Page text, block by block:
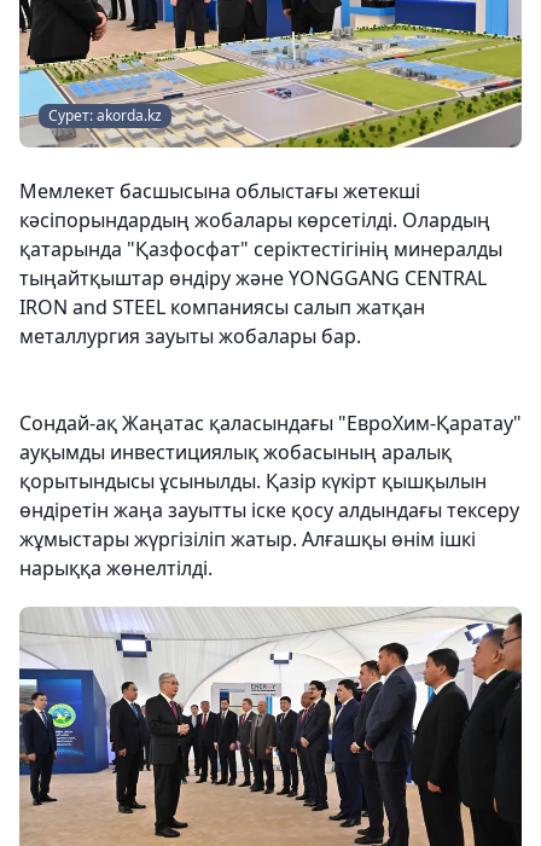
Сурет: akorda.kz
Мемлекет басшысына облыстағы жетекші
кәсіпорындардың жобалары көрсетілді. Олардың
қатарында "Қазфосфат" серіктестігінің минералды
тыңайтқыштар өндіру және YONGGANG CENTRAL
IRON and STEEL компаниясы салып жатқан
металлургия зауыты жобалары бар.
Сондай-ақ Жаңатас қаласындағы "ЕвроХим-Қаратау"
ауқымды инвестициялық жобасының аралық
қорытындысы ұсынылды. Қазір күкірт қышқылын
өндіретін жаңа зауытты іске қосу алдындағы тексеру
жұмыстары жүргізіліп жатыр. Алғашқы өнім ішкі
нарыққа жөнелтілді.